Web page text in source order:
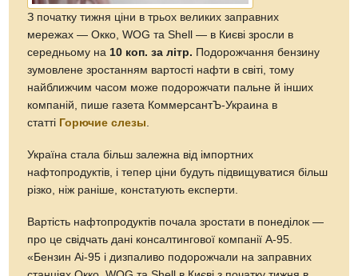
З початку тижня ціни в трьох великих заправних
мережах — Окко, WOG та Shell — в Києві зросли в
середньому на 10 коп. за літр. Подорожчання бензину
зумовлене зростанням вартості нафти в світі, тому
найближчим часом може подорожчати пальне й інших
компаній, пише газета КоммерсантЪ-Украина в
статті Горючие слезы
Україна стала більш залежна від імпортних
нафтопродуктів, і тепер ціни будуть підвищуватися більш
різко, ніж раніше, констатують експерти.
Вартість нафтопродуктів почала зростати в понеділок —
про це свідчать дані консалтингової компанії А-95.
«Бензин Аі-95 і дизпаливо подорожчали на заправних